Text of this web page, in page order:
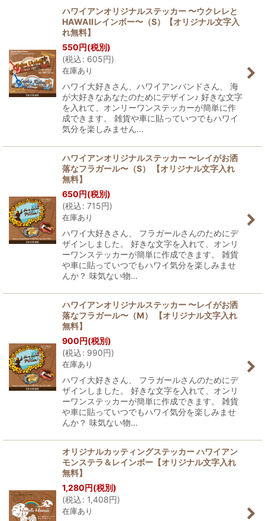
ハワイアンオリジナルステッカー 〜ウクレレと
HAWAIIレインボー〜（S）【オリジナル文字入
れ無料】
550円(税別)
(税込: 605円)
在庫あり
ハワイ大好きさん、ハワイアンバンドさん、 海
が大好きなあなたのためにデザイン♪ 好きな文字
を入れて、オンリーワンステッカーが簡単に作
成できます。 雑貨や車に貼っていつでもハワイ
気分を楽しみません…
ハワイアンオリジナルステッカー 〜レイがお洒
落なフラガール〜（S） 【オリジナル文字入れ
無料】
650円(税別)
(税込: 715円)
在庫あり
ハワイ大好きさん、 フラガールさんのためにデ
ザインしました。 好きな文字を入れて、オンリ
ーワンステッカーが簡単に作成できます。 雑貨
や車に貼っていつでもハワイ気分を楽しみませ
んか？ 味気ない物…
ハワイアンオリジナルステッカー 〜レイがお洒
落なフラガール〜（M） 【オリジナル文字入れ
無料】
900円(税別)
(税込: 990円)
在庫あり
ハワイ大好きさん、 フラガールさんのためにデ
ザインしました。 好きな文字を入れて、オンリ
ーワンステッカーが簡単に作成できます。 雑貨
や車に貼っていつでもハワイ気分を楽しみませ
んか？ 味気ない物…
オリジナルカッティングステッカー ハワイアン
モンステラ＆レインボー【オリジナル文字入れ
無料】
1,280円(税別)
(税込: 1,408円)
在庫あり